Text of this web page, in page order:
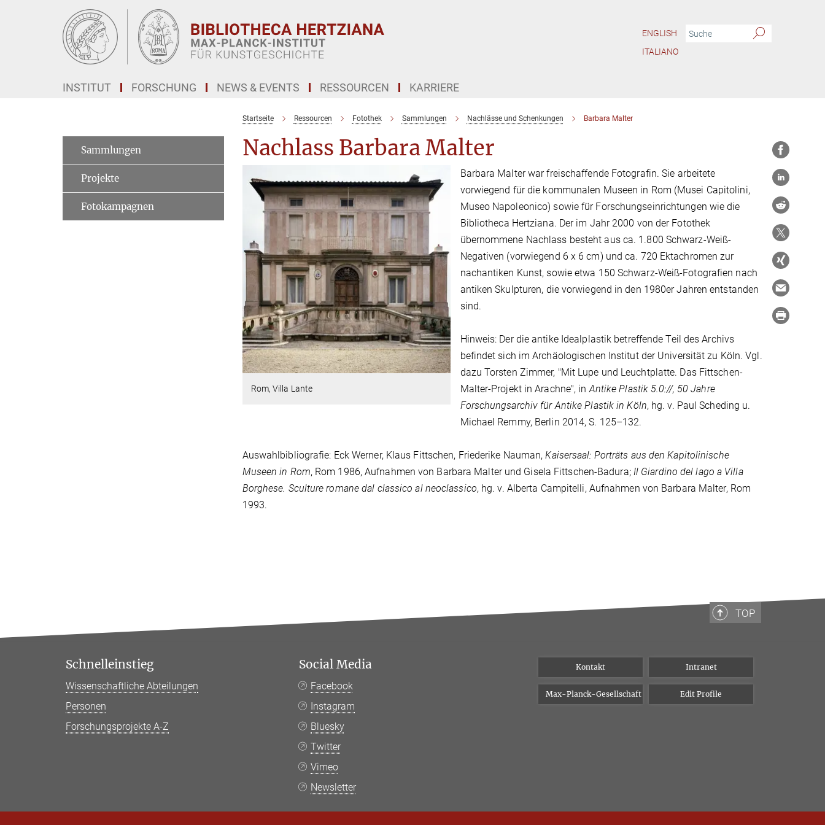
ENGLISH
ITALIANO
INSTITUT FORSCHUNG NEWS & EVENTS RESSOURCEN KARRIERE
Startseite Ressourcen Fotothek Sammlungen Nachlässe und Schenkungen Barbara Malter
Nachlass Barbara Malter
Rom, Villa Lante
Barbara Malter war freischaffende Fotografin. Sie arbeitete
vorwiegend für die kommunalen Museen in Rom (Musei Capitolini,
Museo Napoleonico) sowie für Forschungseinrichtungen wie die
Bibliotheca Hertziana. Der im Jahr 2000 von der Fotothek
übernommene Nachlass besteht aus ca. 1.800 Schwarz-Weiß-
Negativen (vorwiegend 6 x 6 cm) und ca. 720 Ektachromen zur
nachantiken Kunst, sowie etwa 150 Schwarz-Weiß-Fotografien nach
antiken Skulpturen, die vorwiegend in den 1980er Jahren entstanden
sind.
Hinweis: Der die antike Idealplastik betreffende Teil des Archivs
befindet sich im Archäologischen Institut der Universität zu Köln. Vgl.
dazu Torsten Zimmer, "Mit Lupe und Leuchtplatte. Das Fittschen-
Malter-Projekt in Arachne", inAntike Plastik 5.0://, 50 Jahre
Forschungsarchiv für Antike Plastik in Köln, hg. v. Paul Scheding u.
Michael Remmy, Berlin 2014, S. 125–132.
Auswahlbibliografie: Eck Werner, Klaus Fittschen, Friederike Nauman,Kaisersaal: Porträts aus den Kapitolinische
Museen in Rom, Rom 1986, Aufnahmen von Barbara Malter und Gisela Fittschen-Badura; Il Giardino del lago a Villa
Borghese. Sculture romane dal classico al neoclassico, hg. v. Alberta Campitelli, Aufnahmen von Barbara Malter, Rom
1993.
Sammlungen
Projekte
Fotokampagnen
TOP
Schnelleinstieg
Wissenschaftliche Abteilungen
Personen
Forschungsprojekte A-Z
Social Media
Facebook
Instagram
Bluesky
Twitter
Vimeo
Newsletter
Kontakt Intranet
Max-Planck-Gesellschaft Edit Profile